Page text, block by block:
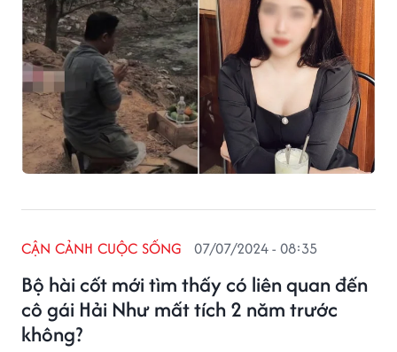
Bộ hài cốt mới tìm thấy có liên quan đến
cô gái Hải Như mất tích 2 năm trước
không?
CẬN CẢNH CUỘC SỐNG 07/07/2024 - 08:35